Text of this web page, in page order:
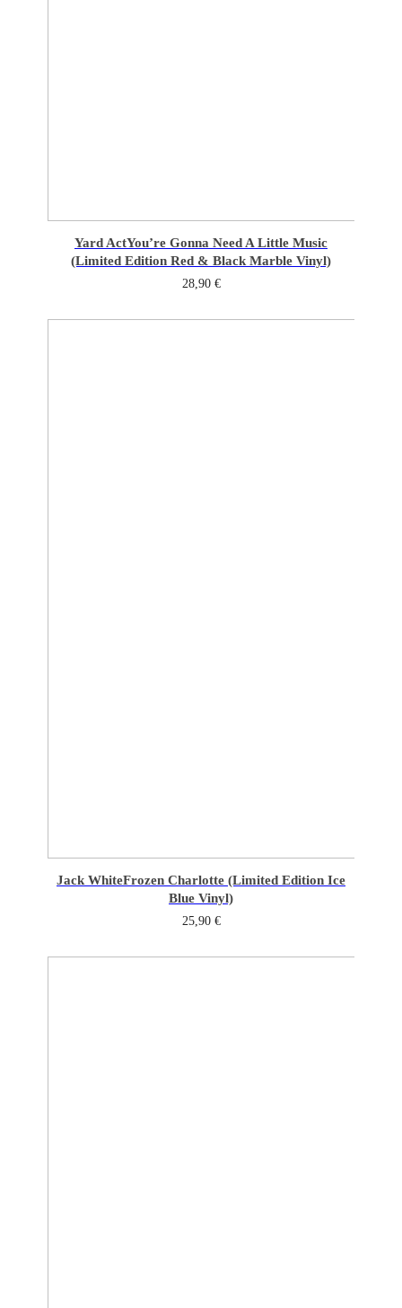
Yard ActYou’re Gonna Need A Little Music
(Limited Edition Red & Black Marble Vinyl)
28,90 €
Jack WhiteFrozen Charlotte (Limited Edition Ice
Blue Vinyl)
25,90 €